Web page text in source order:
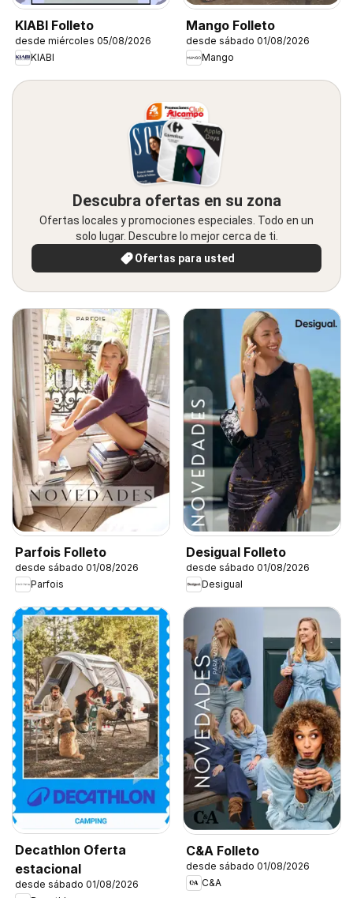
KIABI Folleto
desde miércoles 05/08/2026
KIABI
Mango Folleto
desde sábado 01/08/2026
Mango
Descubra ofertas en su zona
Ofertas locales y promociones especiales. Todo en un
solo lugar. Descubre lo mejor cerca de ti.
Ofertas para usted
Parfois Folleto
desde sábado 01/08/2026
Parfois
Desigual Folleto
desde sábado 01/08/2026
Desigual
Decathlon Oferta
estacional
desde sábado 01/08/2026
C&A Folleto
desde sábado 01/08/2026
C&A